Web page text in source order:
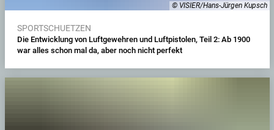
© VISIER/Hans-Jürgen Kupsch
SPORTSCHUETZEN
Die Entwicklung von Luftgewehren und Luftpistolen, Teil 2: Ab 1900
war alles schon mal da, aber noch nicht perfekt